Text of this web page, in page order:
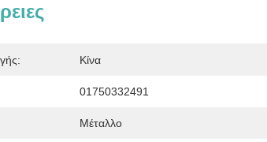
Κίνα
01750332491
Μέταλλο